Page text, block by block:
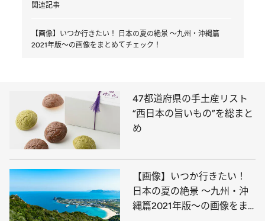
関連記事
【画像】いつか行きたい！ 日本の夏の絶景 ～九州・沖縄篇
2021年版～の画像をまとめてチェック！
47都道府県の手土産リスト
“西日本の旨いもの”を総まと
め
【画像】いつか行きたい！
日本の夏の絶景 ～九州・沖
縄篇2021年版～の画像をま